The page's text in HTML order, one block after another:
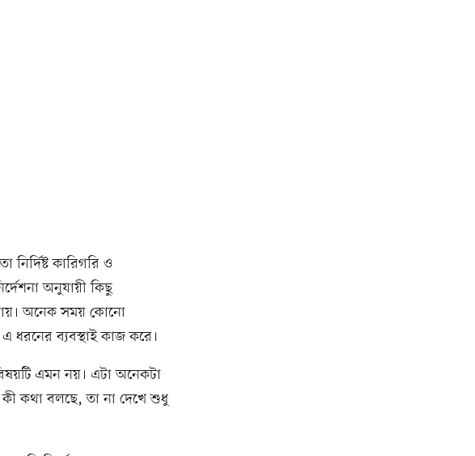
নির্দিষ্ট কারিগরি ও
অনুযায়ী কিছু
অনেক সময় কোনো
ধরনের ব্যবস্থাই কাজ করে।
এমন নয়। এটা অনেকটা
কী কথা বলছে, তা না দেখে শুধু